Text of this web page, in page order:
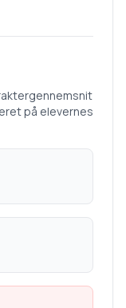
på elevernes